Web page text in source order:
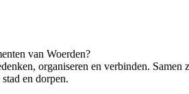
van Woerden?
organiseren en verbinden. Samen
en dorpen.